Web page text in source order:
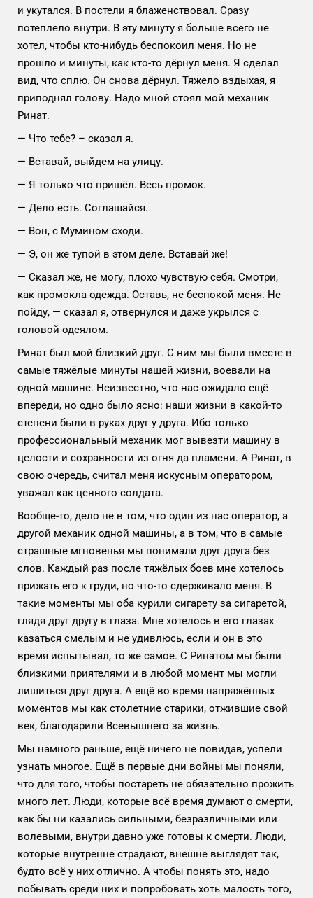
и укутался. В постели я блаженствовал. Сразу
потеплело внутри. В эту минуту я больше всего не
хотел, чтобы кто-нибудь беспокоил меня. Но не
прошло и минуты, как кто-то дёрнул меня. Я сделал
вид, что сплю. Он снова дёрнул. Тяжело вздыхая, я
приподнял голову. Надо мной стоял мой механик
Ринат.
— Что тебе? – сказал я.
— Вставай, выйдем на улицу.
— Я только что пришёл. Весь промок.
— Дело есть. Соглашайся.
— Вон, с Мумином сходи.
— Э, он же тупой в этом деле. Вставай же!
— Сказал же, не могу, плохо чувствую себя. Смотри,
как промокла одежда. Оставь, не беспокой меня. Не
пойду, — сказал я, отвернулся и даже укрылся с
головой одеялом.
Ринат был мой близкий друг. С ним мы были вместе в
самые тяжёлые минуты нашей жизни, воевали на
одной машине. Неизвестно, что нас ожидало ещё
впереди, но одно было ясно: наши жизни в какой-то
степени были в руках друг у друга. Ибо только
профессиональный механик мог вывезти машину в
целости и сохранности из огня да пламени. А Ринат, в
свою очередь, считал меня искусным оператором,
уважал как ценного солдата.
Вообще-то, дело не в том, что один из нас оператор, а
другой механик одной машины, а в том, что в самые
страшные мгновенья мы понимали друг друга без
слов. Каждый раз после тяжёлых боев мне хотелось
прижать его к груди, но что-то сдерживало меня. В
такие моменты мы оба курили сигарету за сигаретой,
глядя друг другу в глаза. Мне хотелось в его глазах
казаться смелым и не удивлюсь, если и он в это
время испытывал, то же самое. С Ринатом мы были
близкими приятелями и в любой момент мы могли
лишиться друг друга. А ещё во время напряжённых
моментов мы как столетние старики, отжившие свой
век, благодарили Всевышнего за жизнь.
Мы намного раньше, ещё ничего не повидав, успели
узнать многое. Ещё в первые дни войны мы поняли,
что для того, чтобы постареть не обязательно прожить
много лет. Люди, которые всё время думают о смерти,
как бы ни казались сильными, безразличными или
волевыми, внутри давно уже готовы к смерти. Люди,
которые внутренне страдают, внешне выглядят так,
будто всё у них отлично. А чтобы понять это, надо
побывать среди них и попробовать хоть малость того,